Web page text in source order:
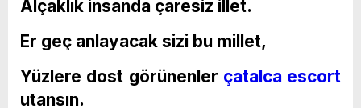
Alçaklık insanda çaresiz illet.
Er geç anlayacak sizi bu millet,
Yüzlere dost görünenler çatalca escort
utansın.